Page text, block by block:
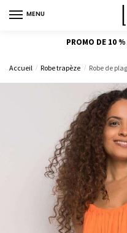
MENU
PROMO DE 10 %
Accueil / Robe trapèze / Robe de